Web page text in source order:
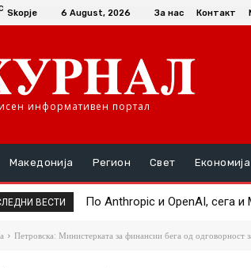
Skopje 6 August, 2026 За нас Контакт
информативен портал
Македонија Регион Свет Економија
ВЕСТИ По Anthropic и OpenAI, сега и
Google Assistant се гаси на
Петровска: Министерката за финансии бега од одговорност